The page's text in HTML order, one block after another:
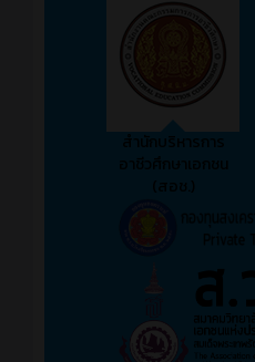
สำนักบริหารการ
อาชีวศึกษาเอกชน
(สอช.)